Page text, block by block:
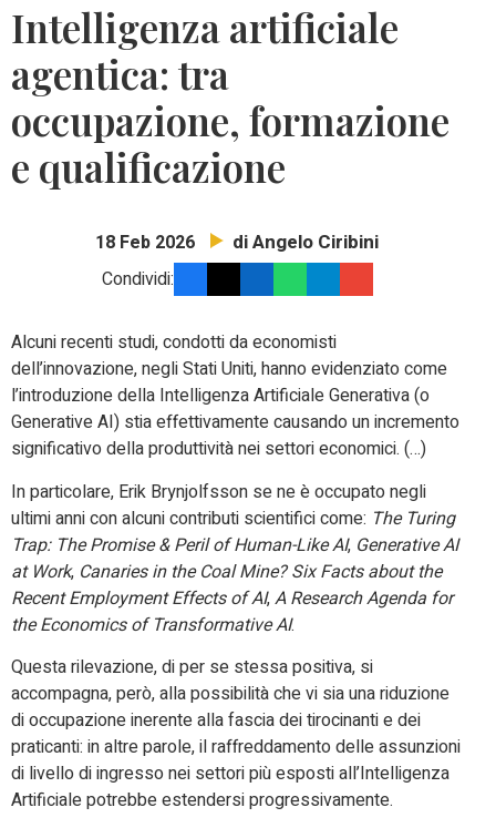
Intelligenza artificiale
agentica: tra
occupazione, formazione
e qualificazione
18 Feb 2026 di Angelo Ciribini
Condividi:
Alcuni recenti studi, condotti da economisti
dell’innovazione, negli Stati Uniti, hanno evidenziato come
l’introduzione della Intelligenza Artificiale Generativa (o
Generative AI) stia effettivamente causando un incremento
significativo della produttività nei settori economici. (…)
In particolare, Erik Brynjolfsson se ne è occupato negli
ultimi anni con alcuni contributi scientifici come: The Turing
Trap: The Promise & Peril of Human-Like AI, Generative AI
at Work, Canaries in the Coal Mine? Six Facts about the
Recent Employment Effects of AI,A Research Agenda for
the Economics of Transformative AI.
Questa rilevazione, di per se stessa positiva, si
accompagna, però, alla possibilità che vi sia una riduzione
di occupazione inerente alla fascia dei tirocinanti e dei
praticanti: in altre parole, il raffreddamento delle assunzioni
di livello di ingresso nei settori più esposti all’Intelligenza
Artificiale potrebbe estendersi progressivamente.